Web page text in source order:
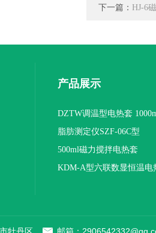
下一篇： HJ-6
产品展示
DZTW调温型电热套
联
脂肪测定仪SZF-06C型
500ml磁力搅拌电热套
KDM-A型六联数显恒温电